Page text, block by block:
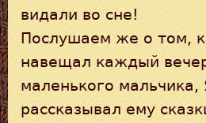
видали во сне!
Послушаем же о том,
навещал каждый
маленького мальчика,
рассказывал ему